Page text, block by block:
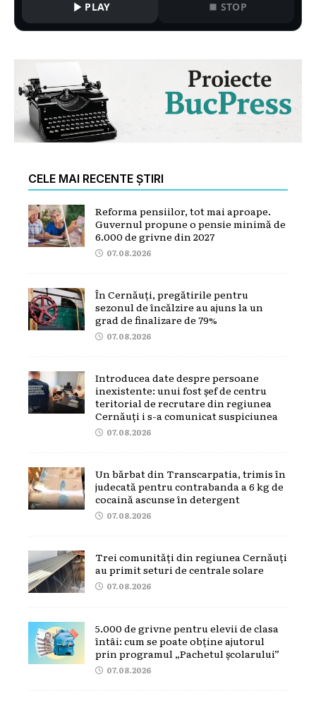
PLAY STOP
CELE MAI RECENTE ȘTIRI
Reforma pensiilor, tot mai aproape.
Guvernul propune o pensie minimă de
6.000 de grivne din 2027
07.08.2026
În Cernăuți, pregătirile pentru
sezonul de încălzire au ajuns la un
grad de finalizare de 79%
07.08.2026
Introducea date despre persoane
inexistente: unui fost șef de centru
teritorial de recrutare din regiunea
Cernăuți i s-a comunicat suspiciunea
07.08.2026
Un bărbat din Transcarpatia, trimis în
judecată pentru contrabanda a 6 kg de
cocaină ascunse în detergent
07.08.2026
Trei comunități din regiunea Cernăuți
au primit seturi de centrale solare
07.08.2026
5.000 de grivne pentru elevii de clasa
întâi: cum se poate obține ajutorul
prin programul „Pachetul școlarului”
07.08.2026